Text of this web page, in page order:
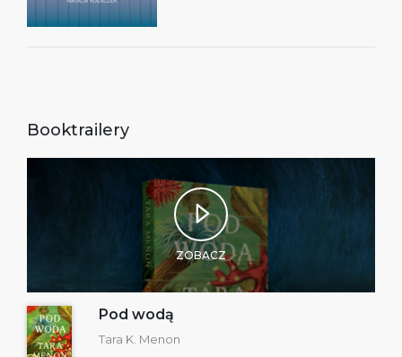
Booktrailery
ZOBACZ
Pod wodą
Tara K. Menon